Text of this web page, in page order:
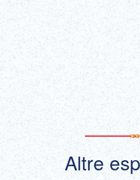
Per saperne di più
Mostra
Altre